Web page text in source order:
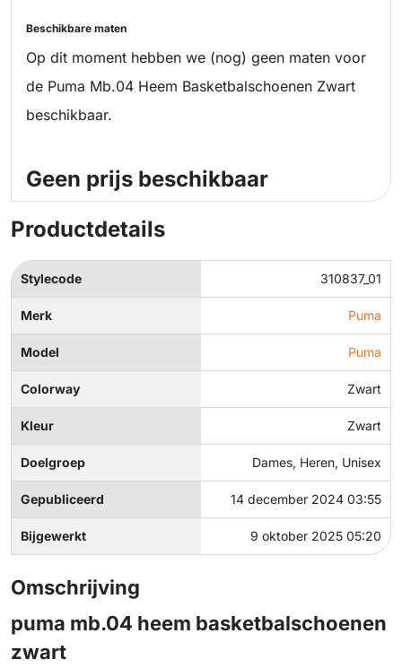
Beschikbare maten
Op dit moment hebben we (nog) geen maten voor
de Puma Mb.04 Heem Basketbalschoenen Zwart
beschikbaar.
Geen prijs beschikbaar
Productdetails
Stylecode 310837_01
Merk Puma
Model Puma
Colorway Zwart
Kleur Zwart
Doelgroep Dames, Heren, Unisex
Gepubliceerd 14 december 2024 03:55
Bijgewerkt 9 oktober 2025 05:20
Omschrijving
puma mb.04 heem basketbalschoenen
zwart